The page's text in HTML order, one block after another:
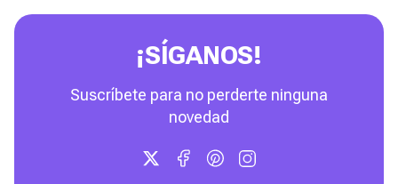
¡SÍGANOS!
Suscríbete para no perderte ninguna
novedad